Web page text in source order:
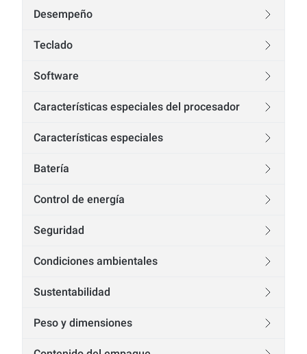
Desempeño
Teclado
Software
Características especiales del procesador
Características especiales
Batería
Control de energía
Seguridad
Condiciones ambientales
Sustentabilidad
Peso y dimensiones